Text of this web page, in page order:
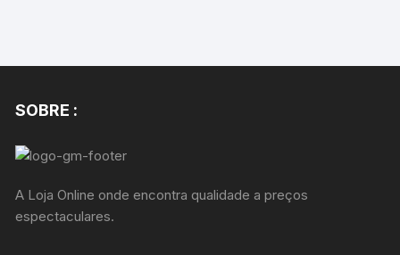
SOBRE :
A Loja Online onde encontra qualidade a preços
espectaculares.